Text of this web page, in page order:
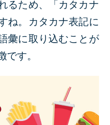
るため、「カタカナ
ね。カタカナ表記に
彙に取り込むことが
です。